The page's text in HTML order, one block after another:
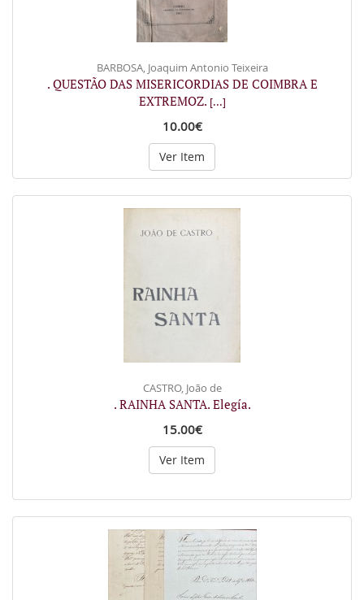
BARBOSA, Joaquim Antonio Teixeira
. QUESTÃO DAS MISERICORDIAS DE COIMBRA E
EXTREMOZ. [...]
10.00€
Ver Item
CASTRO, João de
. RAINHA SANTA. Elegía.
15.00€
Ver Item